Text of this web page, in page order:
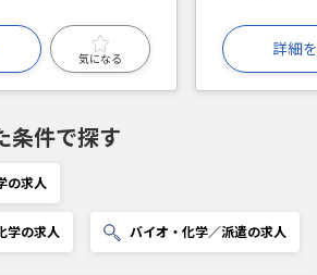
気になる
詳細
条件で探す
の求人
学の求人 バイオ・化学／派遣の求人